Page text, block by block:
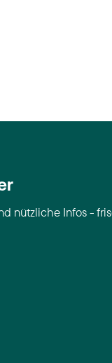
nützliche Infos -